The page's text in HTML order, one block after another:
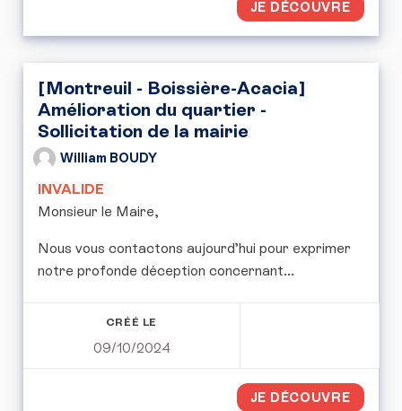
JE DÉCOUVRE
[Montreuil - Boissière-Acacia]
Amélioration du quartier -
Sollicitation de la mairie
William BOUDY
INVALIDE
Monsieur le Maire,
Nous vous contactons aujourd’hui pour exprimer
notre profonde déception concernant...
CRÉÉ LE
09/10/2024
JE DÉCOUVRE